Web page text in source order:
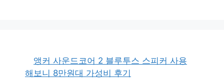
앵커 사운드코어 2 블루투스 스피커 사용
해보니 8만원대 가성비 후기